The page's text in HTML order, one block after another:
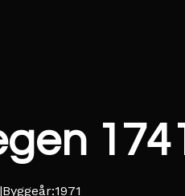
Byggeår:1971